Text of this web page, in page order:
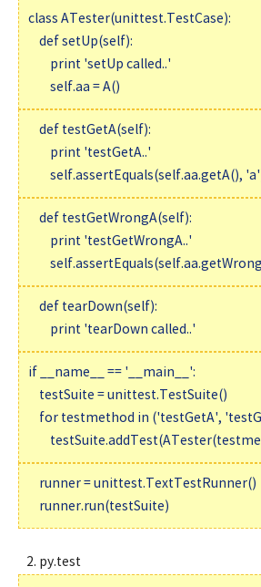
class ATester(unittest.TestCase):
def setUp(self):
print 'setUp called..'
self.aa = A()
def testGetA(self):
print 'testGetA..'
self.assertEquals(self.aa.getA(),
def testGetWrongA(self):
print 'testGetWrongA..'
def tearDown(self):
print 'tearDown called..'
if __name__ == '__main__':
testSuite = unittest.TestSuite()
for testmethod in ('testGetA',
runner = unittest.TextTestRunner()
runner.run(testSuite)
2. py.test